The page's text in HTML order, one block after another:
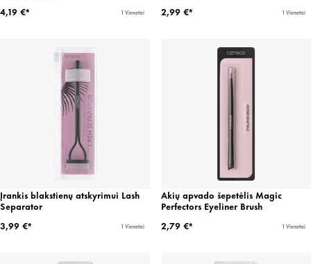
4,19 €*
1 Vienetai
2,99 €*
1 Vienetai
Įrankis blakstienų atskyrimui Lash
Separator
3,99 €*
1 Vienetai
Akių apvado šepetėlis Magic
Perfectors Eyeliner Brush
2,79 €*
1 Vienetai